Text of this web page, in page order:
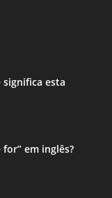
significa esta
for” em inglês?